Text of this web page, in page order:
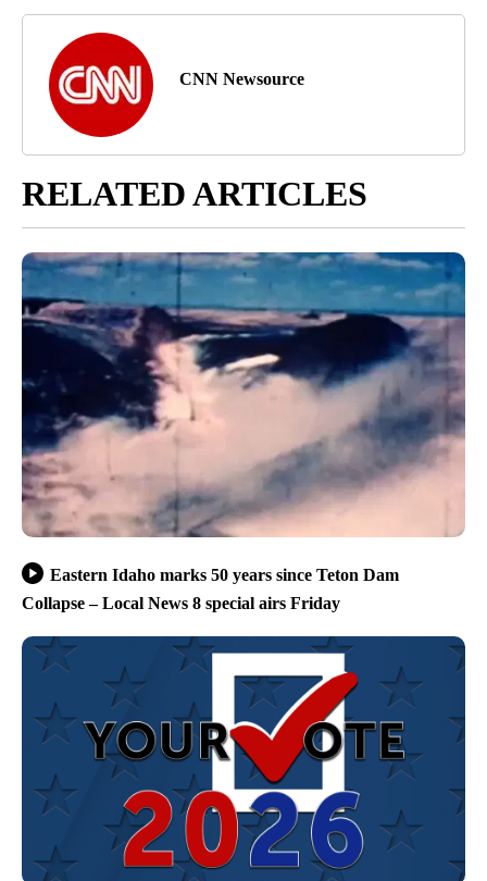
CNN Newsource
RELATED ARTICLES
Eastern Idaho marks 50 years since Teton Dam
Collapse – Local News 8 special airs Friday